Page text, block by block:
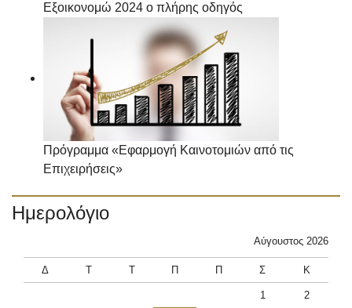
Εξοικονομώ 2024 ο πλήρης οδηγός
Πρόγραμμα «Εφαρμογή Καινοτομιών από τις
Επιχειρήσεις»
Ημερολόγιο
Αύγουστος 2026
Δ Τ Τ Π Π Σ Κ
1 2